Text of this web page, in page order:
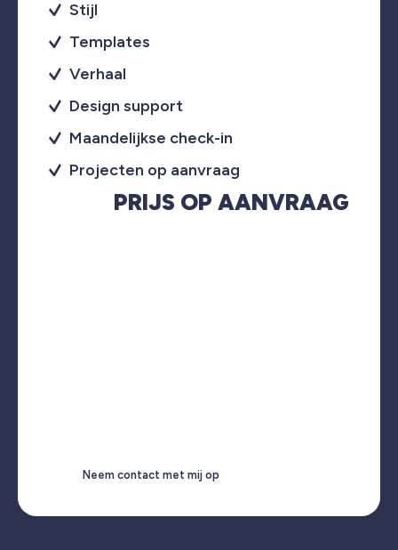
Stijl
Templates
Verhaal
Design support
Maandelijkse check-in
Projecten op aanvraag
PRIJS OP AANVRAAG
Neem contact met mij op